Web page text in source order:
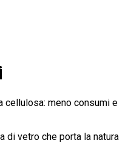
meno consumi e
di vetro che porta la natura